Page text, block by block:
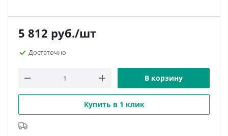
5 812 руб./шт
Достаточно
В корзину
Купить в 1 клик